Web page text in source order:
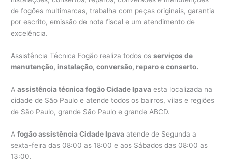
de fogões multimarcas, trabalha com peças originais, garantia
por escrito, emissão de nota fiscal e um atendimento de
excelência.
Assistência Técnica Fogão realiza todos osserviços de
manutenção, instalação, conversão, reparo e conserto.
Aassistência técnica fogão Cidade Ipava esta localizada na
cidade de São Paulo e atende todos os bairros, vilas e regiões
de São Paulo, grande São Paulo e grande ABCD.
Afogão assistência Cidade Ipava atende de Segunda a
sexta-feira das 08:00 as 18:00 e aos Sábados das 08:00 as
13:00.